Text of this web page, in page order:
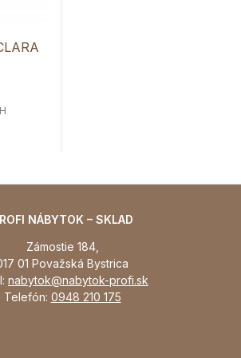
NÁBYTOK – SKLAD
Zámostie 184,
01 Považská Bystrica
nabytok@nabytok-profi.sk
Telefón: 0948 210 175